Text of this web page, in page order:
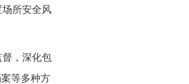
所安全风
督，深化包
等多种方